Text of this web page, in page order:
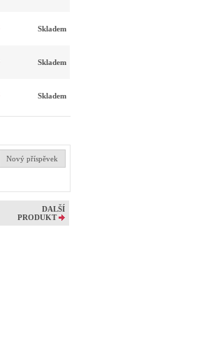
Skladem
Skladem
Skladem
Nový příspěvek
DALŠÍ
PRODUKT